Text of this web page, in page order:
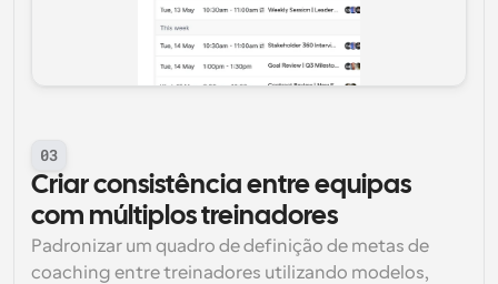
03
Criar consistência entre equipas
com múltiplos treinadores
Padronizar um quadro de definição de metas de
coaching entre treinadores utilizando modelos,